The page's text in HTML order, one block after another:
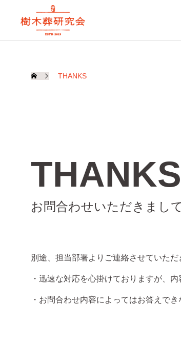
THANKS
THANKS
お問合わせいただきまし
別途、担当部署よりご連絡させていた
・迅速な対応を心掛けておりますが、
・お問合わせ内容によってはお答えで